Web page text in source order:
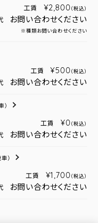
工賃 ¥2,800 （税込）
お問い合わせください
※種類お問い合わせください
工賃 ¥500 （税込）
お問い合わせください
）
工賃 ¥0 （税込）
お問い合わせください
）
工賃 ¥1,700 （税込）
お問い合わせください